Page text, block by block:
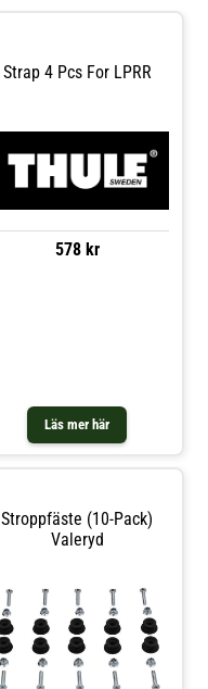
Strap 4 Pcs For LPRR
578 kr
Läs mer här
Stroppfäste (10-Pack)
Valeryd